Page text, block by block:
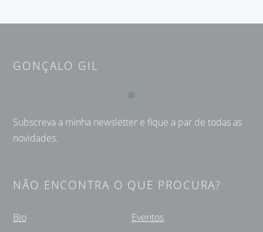
GONÇALO GIL
✻
Subscreva a minha newsletter e fique a par de todas as
novidades.
NÃO ENCONTRA O QUE PROCURA?
Bio
Eventos